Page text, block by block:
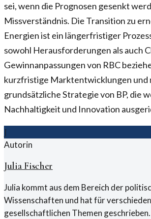
sei, wenn die Prognosen gesenkt
Missverständnis. Die Transition zu
Energien ist ein längerfristiger
sowohl Herausforderungen als auch
Gewinnanpassungen von RBC
kurzfristige Marktentwicklungen und
grundsätzliche Strategie von BP, die
Nachhaltigkeit und Innovation
J
Autorin
Julia Fischer
Julia kommt aus dem Bereich der
Wissenschaften und hat für
gesellschaftlichen Themen